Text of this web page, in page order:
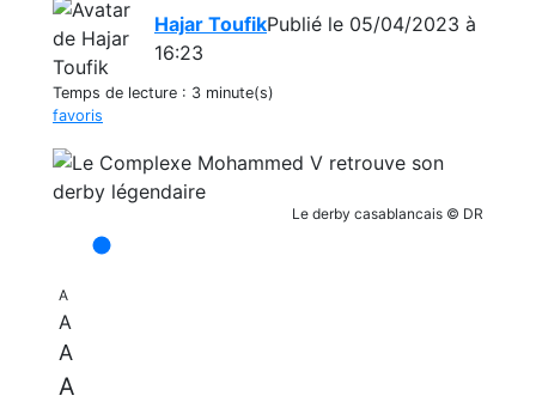
Hajar ToufikPublié le 05/04/2023 à
16:23
Temps de lecture : 3 minute(s)
favoris
Le derby casablancais © DR
A
A
A
A